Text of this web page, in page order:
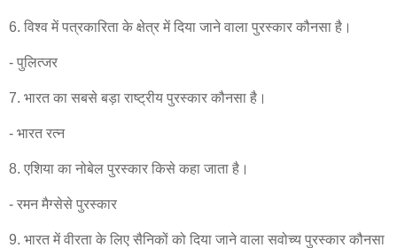
6. विश्व में पत्रकारिता के क्षेत्र में दिया जाने वाला पुरस्कार कौनसा है।
- पुलित्जर
7. भारत का सबसे बड़ा राष्ट्रीय पुरस्कार कौनसा है।
- भारत रत्न
8. एशिया का नोबेल पुरस्कार किसे कहा जाता है।
- रमन मैग्सेसे पुरस्कार
9. भारत में वीरता के लिए सैनिकों को दिया जाने वाला सवोच्य पुरस्कार कौनसा